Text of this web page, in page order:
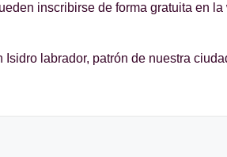
inscribirse de forma gratuita en la
labrador, patrón de nuestra